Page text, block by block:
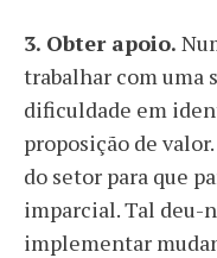
3. Obter apoio.
trabalhar com uma
dificuldade em
proposição de
do setor para que
imparcial. Tal deu-
implementar